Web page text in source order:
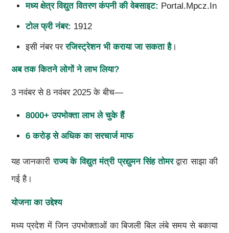
मध्य क्षेत्र विद्युत वितरण कंपनी की वेबसाइट: Portal.mpcz.in
टोल फ्री नंबर: 1912
इसी नंबर पररजिस्ट्रेशन भी कराया जा सकता है।
अब तक कितने लोगों ने लाभ लिया?
3 नवंबर से 8 नवंबर 2025 के बीच—
8000+ उपभोक्ता लाभ ले चुके हैं
6 करोड़ से अधिक का सरचार्ज माफ
यह जानकारीराज्य के विद्युत मंत्री प्रद्युमन सिंह तोमरद्वारा साझा की
गई है।
योजना का उद्देश्य
मध्य प्रदेश में जिन उपभोक्ताओं का बिजली बिल लंबे समय से बकाया